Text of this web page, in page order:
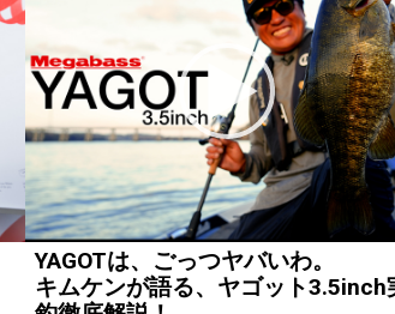
YAGOTは、ごっつヤバいわ。
キムケンが語る、ヤゴット3.5inch